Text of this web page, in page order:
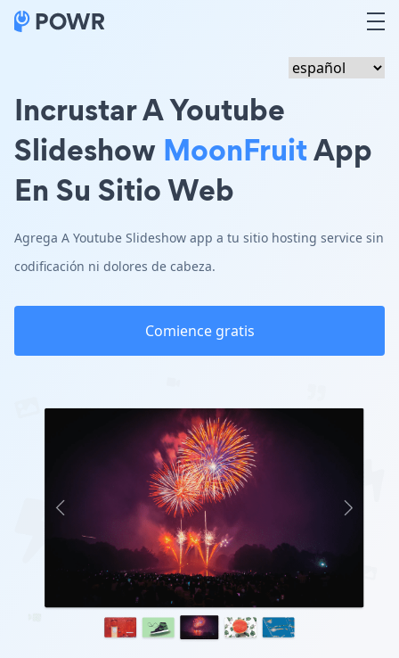
Incrustar A Youtube
Slideshow MoonFruitApp
En Su Sitio Web
Agrega A Youtube Slideshow app a tu sitio hosting service sin
codificación ni dolores de cabeza.
Comience gratis